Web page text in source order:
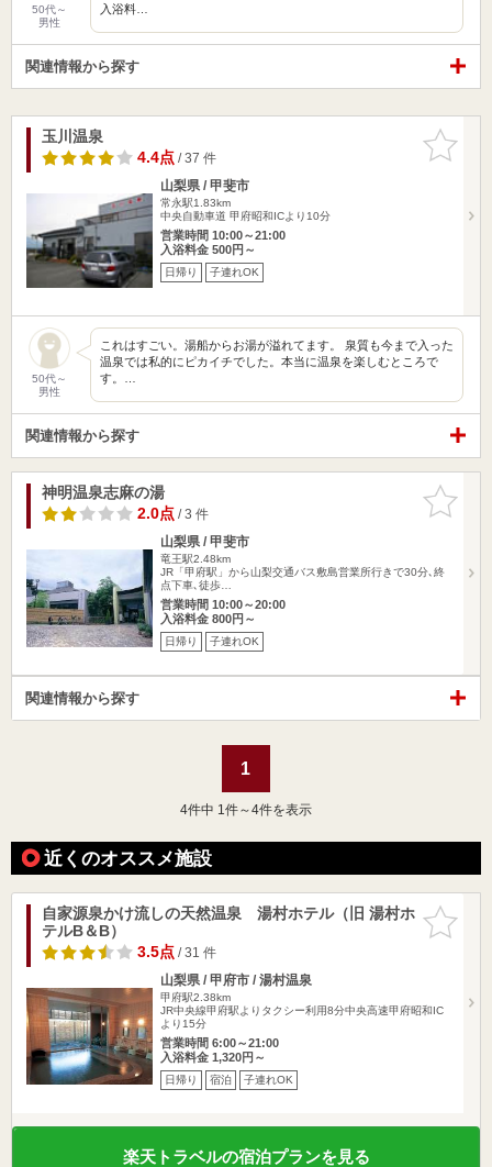
50代～
男性
入浴料…
関連情報から探す
お気に入
りに追加
玉川温泉
4.4点/ 37 件
山梨県 / 甲斐市
常永駅1.83km
中央自動車道 甲府昭和ICより10分
営業時間 10:00～21:00
入浴料金 500円～
日帰り 子連れOK
50代～
男性
これはすごい。湯船からお湯が溢れてます。 泉質も今まで入った
温泉では私的にピカイチでした。本当に温泉を楽しむところで
す。…
関連情報から探す
お気に入
りに追加
神明温泉志麻の湯
2.0点/ 3 件
山梨県 / 甲斐市
竜王駅2.48km
JR「甲府駅」から山梨交通バス敷島営業所行きで30分､終
点下車､徒歩…
営業時間 10:00～20:00
入浴料金 800円～
日帰り 子連れOK
関連情報から探す
1
4件中 1件～4件を表示
近くのオススメ施設
お気に入
りに追加
自家源泉かけ流しの天然温泉 湯村ホテル（旧 湯村ホ
テルB＆B）
3.5点/ 31 件
山梨県 / 甲府市 / 湯村温泉
甲府駅2.38km
JR中央線甲府駅よりタクシー利用8分中央高速甲府昭和IC
より15分
営業時間 6:00～21:00
入浴料金 1,320円～
日帰り 宿泊 子連れOK
楽天トラベルの宿泊プランを見る